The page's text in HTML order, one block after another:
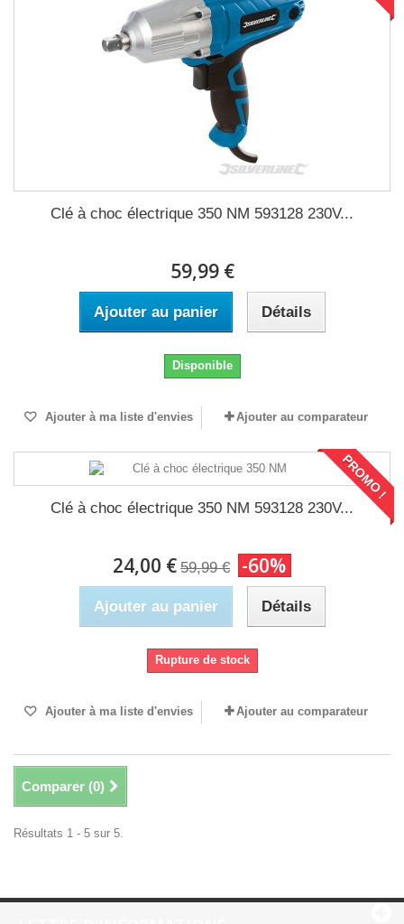
Clé à choc électrique 350 NM 593128 230V...
59,99 €
Ajouter au panier Détails
Disponible
Ajouter à ma liste d'envies Ajouter au comparateur
PROMO !
Clé à choc électrique 350 NM 593128 230V...
24,00 € 59,99 € -60%
Ajouter au panier Détails
Rupture de stock
Ajouter à ma liste d'envies Ajouter au comparateur
Comparer (0)
Résultats 1 - 5 sur 5.